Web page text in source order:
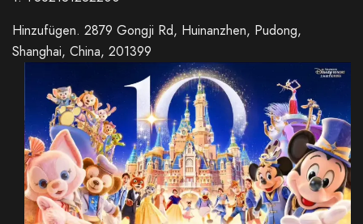
Hinzufügen. 2879 Gongji Rd, Huinanzhen, Pudong,
Shanghai, China, 201399
Chinese (Hong Kong)
Chinese (Taiwan)
Korean
Japanese
Spanish
Russian
Italian